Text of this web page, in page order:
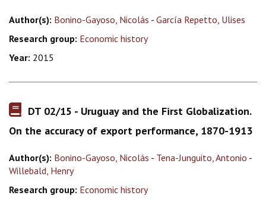
Author(s): Bonino-Gayoso, Nicolás - García Repetto, Ulises
Research group: Economic history
Year: 2015
DT 02/15 - Uruguay and the First Globalization.
On the accuracy of export performance, 1870-1913
Author(s): Bonino-Gayoso, Nicolás - Tena-Junguito, Antonio -
Willebald, Henry
Research group: Economic history